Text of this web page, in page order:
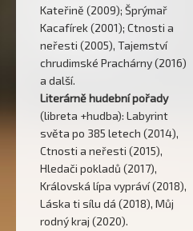
Kateřině (2009); Šprýmař
Kacafírek (2001); Ctnosti a
neřesti (2005), Tajemství
chrudimské Prachárny (2016)
a další.
Literárně hudební pořady
(libreta +hudba): Labyrint
světa po 385 letech (2014),
Ctnosti a neřesti (2015),
Hledači pokladů (2017),
Královská lípa vypráví (2018),
Láska ti sílu dá (2018), Můj
rodný kraj (2020).